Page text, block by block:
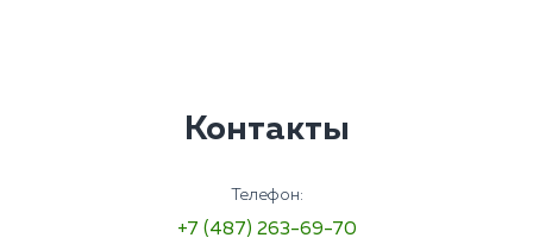
Контакты
Телефон:
+7 (487) 263-69-70